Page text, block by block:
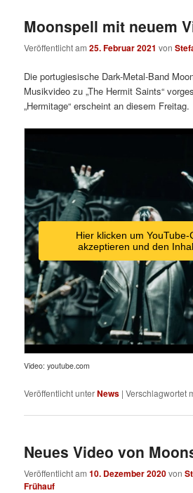
Moonspell mit neuem
Veröffentlicht am25. Februar 2021 von
Die portugiesische Dark-Metal-Band
Musikvideo zu „The Hermit Saints“
„Hermitage“ erscheint an diesem Freitag.
Hier klicken um YouTube-
akzeptieren und den
Video: youtube.com
Veröffentlicht unterNews |Verschlagwortet
Neues Video von
Veröffentlicht am10. Dezember 2020von
Frühauf